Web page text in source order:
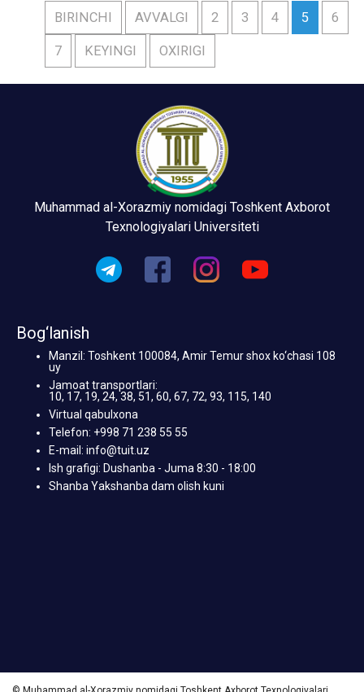
BIRINCHI AVVALGI 2 3 4 5 6
7 KEYINGI OXIRIGI
Muhammad al-Xorazmiy nomidagi Toshkent Axborot
Texnologiyalari Universiteti
Bog‘lanish
Manzil: Toshkent 100084, Amir Temur shox ko‘chasi 108
uy
Jamoat transportlari:
10, 17, 19, 24, 38, 51, 60, 67, 72, 93, 115, 140
Virtual qabulxona
Telefon: +998 71 238 55 55
E-mail: info@tuit.uz
Ish grafigi: Dushanba - Juma 8:30 - 18:00
Shanba Yakshanba dam olish kuni